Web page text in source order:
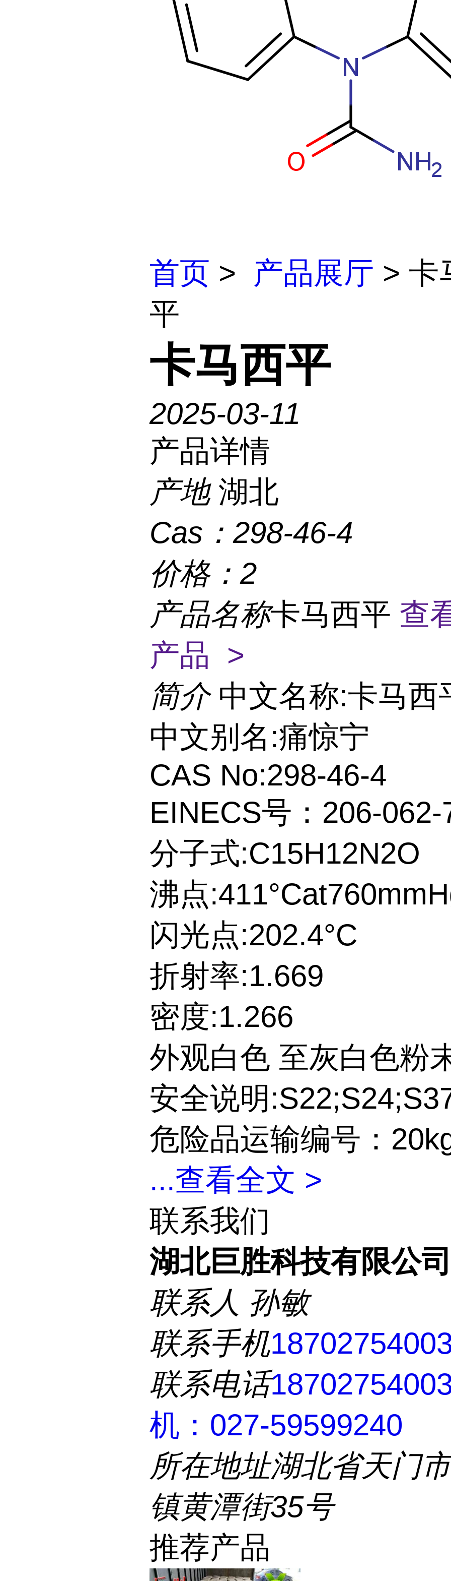
首页 > 产品展厅 > 卡
平
卡马西平
2025-03-11
产品详情
产地 湖北
Cas： 298-46-4
价格： 2
产品名称卡马西平 查
产品 >
简介 中文名称:卡马西
中文别名:痛惊宁
CAS No:298-46-4
EINECS号：206-062-
分子式:C15H12N2O
沸点
闪光点:202.4°C
折射率:1.669
密度:1.266
外观白色 至灰白色粉
安全说明
危险品运输编号：
...查看全文 >
联系我们
湖北巨胜科技有限公司
联系人 孙敏
联系手机
联系电话
机：027-59599240
所在地址湖北省天门
镇黄潭街35号
推荐产品